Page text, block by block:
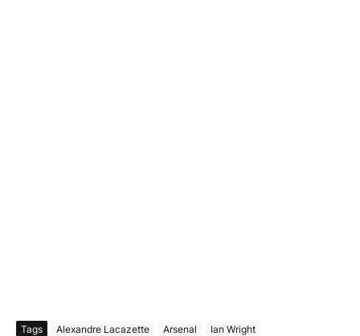
Tags Alexandre Lacazette Arsenal
Ian Wright